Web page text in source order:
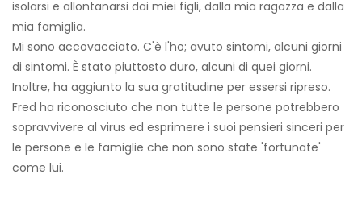
isolarsi e allontanarsi dai miei figli, dalla mia ragazza e dalla
mia famiglia.
Mi sono accovacciato. C'è l'ho; avuto sintomi, alcuni giorni
di sintomi. È stato piuttosto duro, alcuni di quei giorni.
Inoltre, ha aggiunto la sua gratitudine per essersi ripreso.
Fred ha riconosciuto che non tutte le persone potrebbero
sopravvivere al virus ed esprimere i suoi pensieri sinceri per
le persone e le famiglie che non sono state 'fortunate'
come lui.